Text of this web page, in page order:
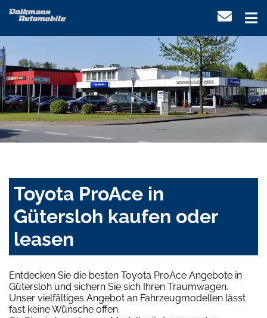
Toyota ProAce in
Gütersloh kaufen oder
leasen
Entdecken Sie die besten Toyota ProAce Angebote in
Gütersloh und sichern Sie sich Ihren Traumwagen.
Unser vielfältiges Angebot an Fahrzeugmodellen lässt
fast keine Wünsche offen.